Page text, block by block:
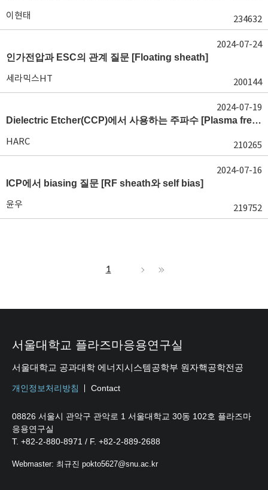
이현태 234632
인가전압과 ESC의 관계 질문 [Floating sheath]
세라믹스HT 200144
2024-07-24
Dielectric Etcher(CCP)에서 사용하는 주파수 [Plasma frequency 및 RF sheath]
HARC 210265
2024-07-19
ICP에서 biasing 질문 [RF sheath와 self bias]
윤우 219752
2024-07-16
1
서울대학교 플라즈마응용연구실
서울대학교 공과대학 에너지시스템공학부 원자핵공학전공
개인정보처리방침 Contact
08826 서울시 관악구 관악로 1 서울대학교 30동 102호 플라즈마
응용연구실
T. +82-2-880-8971 / F. +82-2-889-2688
Webmaster: 최규진 pokto5627@snu.ac.kr